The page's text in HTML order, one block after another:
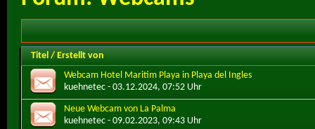
Titel / Erstellt von
Webcam Hotel Maritim Playa in Playa del Ingles
kuehnetec - 03.12.2024, 07:52 Uhr
Neue Webcam von La Palma
kuehnetec - 09.02.2023, 09:43 Uhr